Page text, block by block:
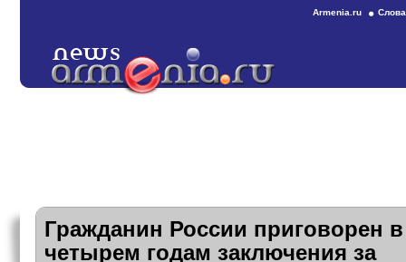
Armenia.ru
Гражданин России приговорен
четырем годам заключения за